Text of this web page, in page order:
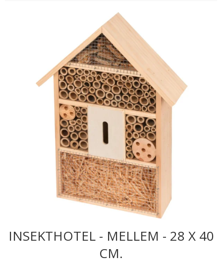
INSEKTHOTEL - MELLEM - 28 X 40
CM.